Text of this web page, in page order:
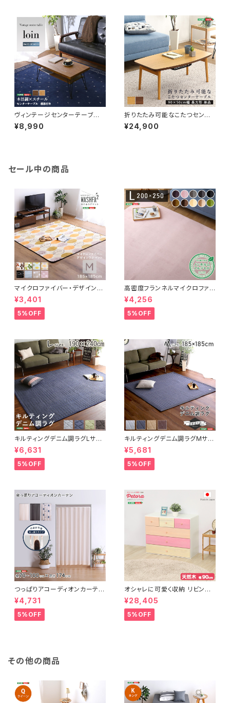
ヴィンテージセンターテーブ
ル 【loin-ロワン-】 VCE-80
¥8,990
折りたたみ可能なこたつセンタ
ーテーブル 90×50cm幅 長方
形 単品【Elma-エルマ-】 SH-
¥24,900
セール中の商品
マイクロファイバー・デザインラ
グマットMサイズ（185×185cm）
洗えるラグマット 【WASHFA2】
FRG-D2-M
¥3,401
5%OFF
高密度フランネルマイクロファイ
バー・ラグマットLサイズ（200×2
50cm）洗えるラグマット｜ナル
トレア
¥4,256
5%OFF
キルティングデニム調ラグLサイ
ズ(190x240cm)オールシーズ
ン、滑り止め付き、手洗い対応【D
erid-デリッド-】 DRG-L
¥6,631
5%OFF
キルティングデニム調ラグMサイ
ズ(185x185cm)オールシーズ
ン、滑り止め付き、手洗い対応【D
erid-デリッド-】 DRG-M
¥5,681
5%OFF
つっぱりアコーディオンカーテ
ン 100×174cm SH-16-TA
DC
¥4,731
5%OFF
オシャレに可愛く収納 リビング
用ローチェスト 4段 幅90cm
天然木（桐）日本製｜petora-
ペトラ- SH-08-PTR90
¥28,405
5%OFF
その他の商品